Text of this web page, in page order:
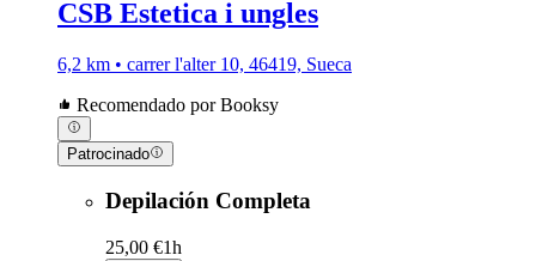
CSB Estetica i ungles
6,2 km • carrer l'alter 10, 46419, Sueca
Recomendado por Booksy
Patrocinado
Depilación Completa
25,00 €1h